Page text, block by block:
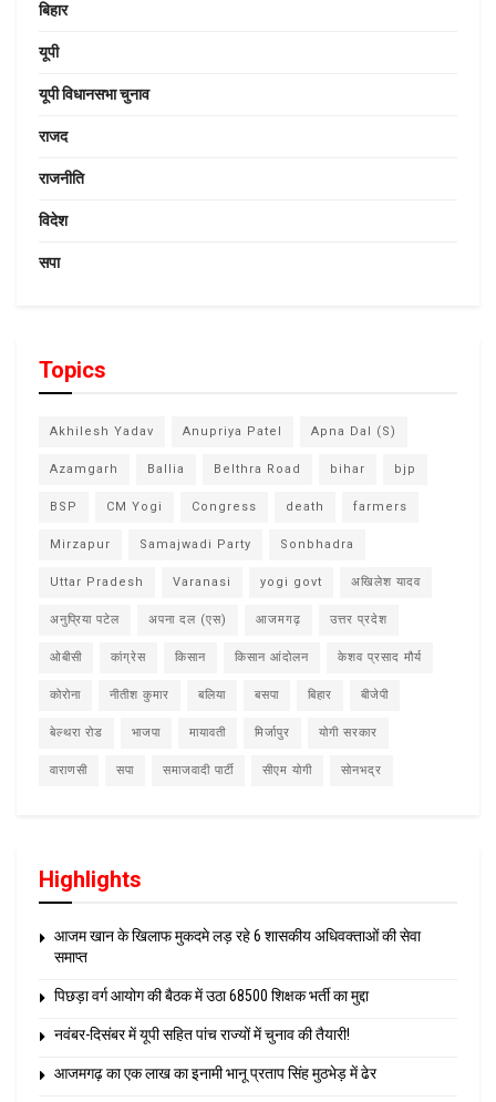
बिहार
यूपी
यूपी विधानसभा चुनाव
राजद
राजनीति
विदेश
सपा
Topics
Akhilesh Yadav Anupriya Patel Apna Dal (S)
Azamgarh Ballia Belthra Road bihar bjp
BSP CM Yogi Congress death farmers
Mirzapur Samajwadi Party Sonbhadra
Uttar Pradesh Varanasi yogi govt अखिलेश यादव
अनुप्रिया पटेल अपना दल (एस) आजमगढ़ उत्तर प्रदेश
ओबीसी कांग्रेस किसान किसान आंदोलन केशव प्रसाद मौर्य
कोरोना नीतीश कुमार बलिया बसपा बिहार बीजेपी
बेल्थरा रोड भाजपा मायावती मिर्जापुर योगी सरकार
वाराणसी सपा समाजवादी पार्टी सीएम योगी सोनभद्र
Highlights
आजम खान के खिलाफ मुकदमे लड़ रहे 6 शासकीय अधिवक्ताओं की सेवा
समाप्त
पिछड़ा वर्ग आयोग की बैठक में उठा 68500 शिक्षक भर्ती का मुद्दा
नवंबर-दिसंबर में यूपी सहित पांच राज्यों में चुनाव की तैयारी!
आजमगढ़ का एक लाख का इनामी भानू प्रताप सिंह मुठभेड़ में ढेर